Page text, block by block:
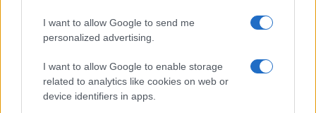
I want to allow Google to send me
personalized advertising.
I want to allow Google to enable storage
related to analytics like cookies on web or
device identifiers in apps.